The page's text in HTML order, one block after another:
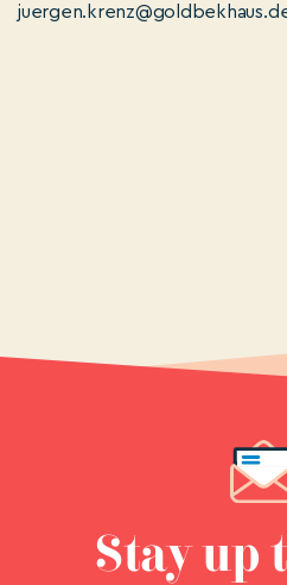
Stay up